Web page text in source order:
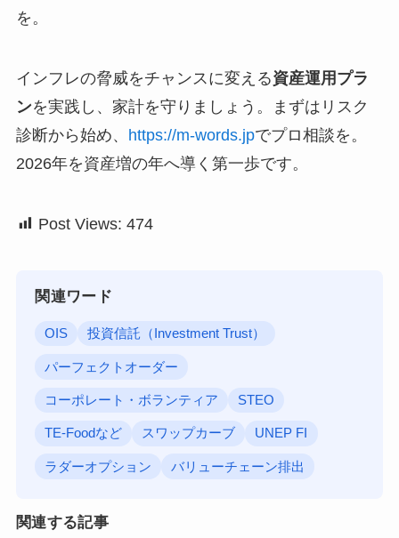
を。
インフレの脅威をチャンスに変える資産運用プラ
ンを実践し、家計を守りましょう。まずはリスク
診断から始め、
https://m-words.jpでプロ相談を。
2026年を資産増の年へ導く第一歩です。
Post Views: 474
関連ワード
OIS 投資信託（Investment Trust）
パーフェクトオーダー
コーポレート・ボランティア STEO
TE-Foodなど スワップカーブ UNEP FI
ラダーオプション バリューチェーン排出
関連する記事